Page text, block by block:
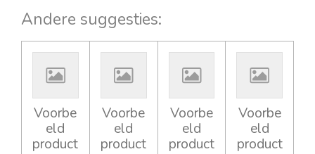
Andere suggesties:
Voorbe
eld
product
Voorbe
eld
product
Voorbe
eld
product
Voorbe
eld
product